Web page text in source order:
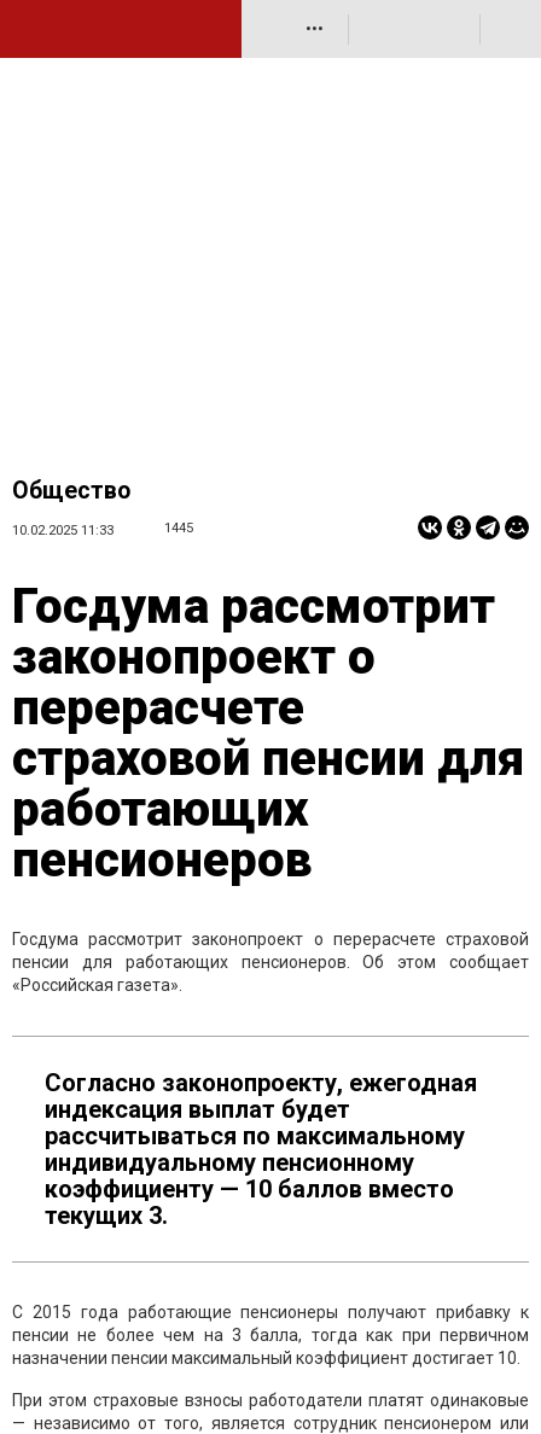
•••
Общество
10.02.2025 11:33 1445
Госдума рассмотрит
законопроект о
перерасчете
страховой пенсии для
работающих
пенсионеров
Госдума рассмотрит законопроект о перерасчете страховой
пенсии для работающих пенсионеров. Об этом сообщает
«Российская газета».
Согласно законопроекту, ежегодная
индексация выплат будет
рассчитываться по максимальному
индивидуальному пенсионному
коэффициенту — 10 баллов вместо
текущих 3.
С 2015 года работающие пенсионеры получают прибавку к
пенсии не более чем на 3 балла, тогда как при первичном
назначении пенсии максимальный коэффициент достигает 10.
При этом страховые взносы работодатели платят одинаковые
— независимо от того, является сотрудник пенсионером или